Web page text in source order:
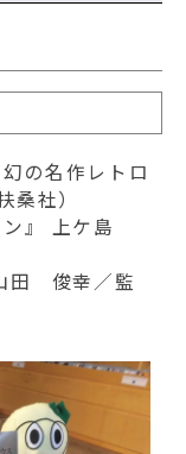
の名作レトロ
社）
ン』 上ケ島
田 俊幸／監